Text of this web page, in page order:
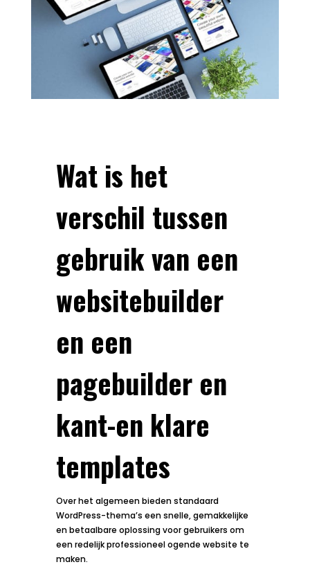
Wat is het
verschil tussen
gebruik van een
websitebuilder
en een
pagebuilder en
kant-en klare
templates
Over het algemeen bieden standaard
WordPress-thema’s een snelle, gemakkelijke
en betaalbare oplossing voor gebruikers om
een redelijk professioneel ogende website te
maken.